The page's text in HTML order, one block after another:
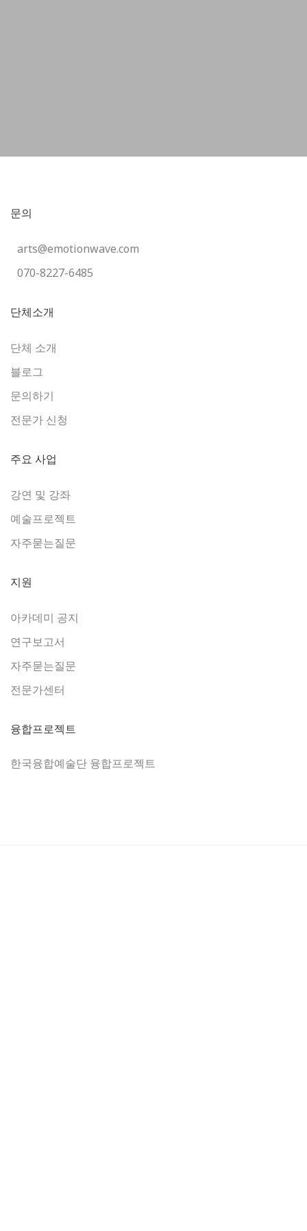
문의
arts@emotionwave.com
070-8227-6485
단체소개
단체 소개
블로그
문의하기
전문가 신청
주요 사업
강연 및 강좌
예술프로젝트
자주묻는질문
지원
아카데미 공지
연구보고서
자주묻는질문
전문가센터
융합프로젝트
한국융합예술단 융합프로젝트